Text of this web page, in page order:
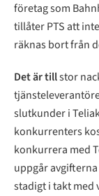
företag som
tillåter PTS att
räknas bort från
Det är tillstor
slutkunder i
konkurrenters
konkurrera med
uppgår
stadigt i takt med